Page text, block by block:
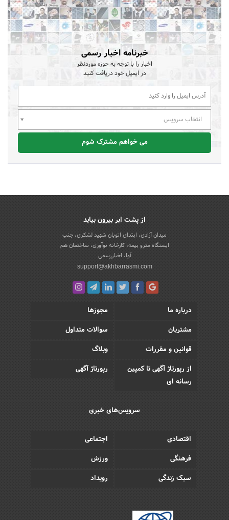
خبرنامه اخبار رسمی
اخبار را با توجه به حوزه موردنظر
در ایمیل خود دریافت کنید
انتخاب سرویس
می خواهم مشترک شوم
از پشت ابر بیرون بیاید
میدان آزادی، ابتدای اتوبان شهید لشکری، جنب
ایستگاه مترو بیمه، کارخانه نوآوری، ساختمان هم
آوا، اخباررسمی
support@akhbarrasmi.com
درباره ما
مجوزها
مشتریان
سوالات متداول
قوانین و مقررات
وبلاگ
از رپورتاژ آگهی تا کمپین
رسانه ای
رپورتاژ آگهی
سرویس‌های خبری
اقتصادی
اجتماعی
فرهنگی
ورزش
سبک زندگی
رویداد